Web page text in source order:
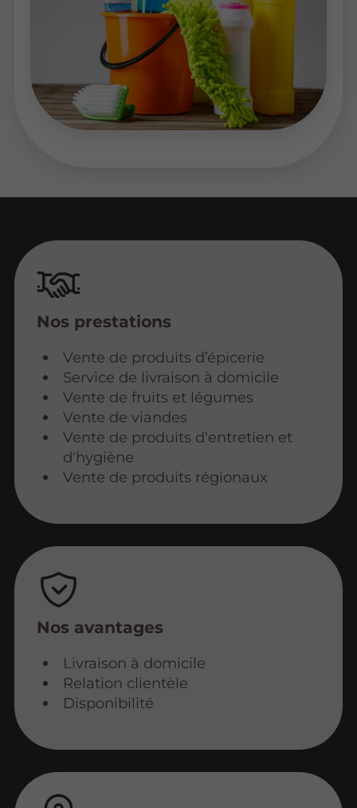
Nos prestations
Vente de produits d’épicerie
Service de livraison à domicile
Vente de fruits et légumes
Vente de viandes
Vente de produits d'entretien et
d'hygiène
Vente de produits régionaux
Nos avantages
Livraison à domicile
Relation clientèle
Disponibilité